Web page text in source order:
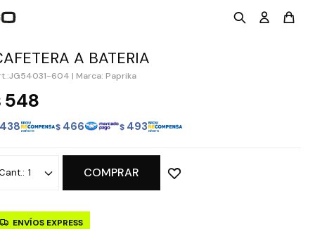
A BATERIA
JG54031-604 | Marca: Paprika
548
438 $ 466 $ 493
1 COMPRAR
ENVÍOS EXPRESS